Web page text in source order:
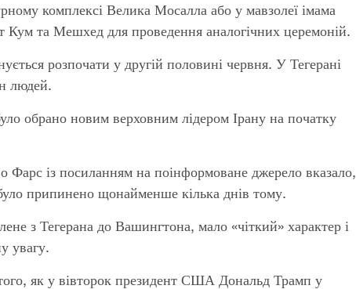
комплексі Велика Мосалла або у мавзолеї імама
Кум та Мешхед для проведення аналогічних церемоній.
розпочати у другій половині червня. У Тегерані
людей.
обрано новим верховним лідером Ірану на початку
Фарс із посиланням на поінформоване джерело вказало,
припинено щонайменше кілька днів тому.
з Тегерана до Вашингтона, мало «чіткий» характер і
увагу.
як у вівторок президент США Дональд Трамп у